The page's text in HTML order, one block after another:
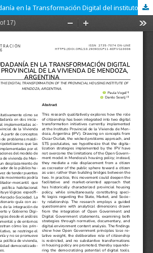
El Rol de la Ciudadanía en la Transformación Digital del instituto provincial de la vivienda de Mendoza, Argentina